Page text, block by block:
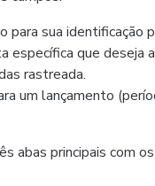
para sua identificação
específica que deseja
rastreada.
um lançamento
abas principais com